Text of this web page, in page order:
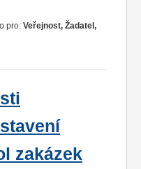
pro: Veřejnost, Žadatel,
zakázek